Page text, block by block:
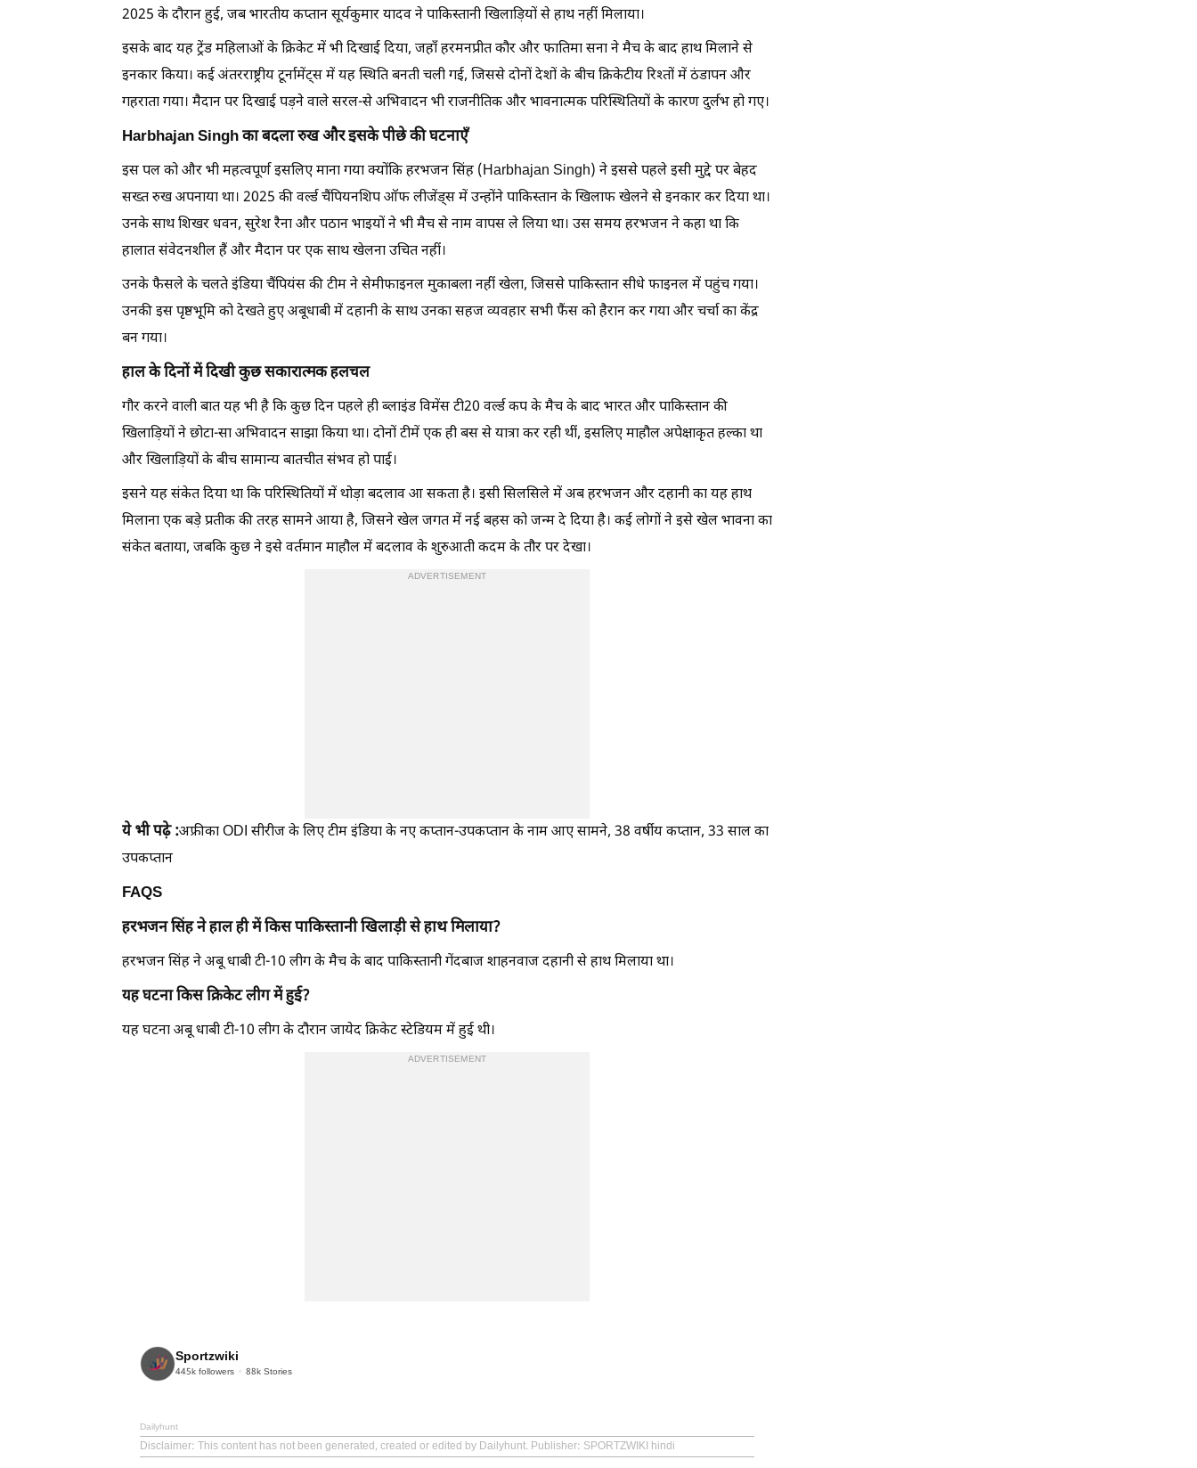
2025 के दौरान हुई, जब भारतीय कप्तान सूर्यकुमार यादव ने पाकिस्तानी खिलाड़ियों से हाथ नहीं मिलाया।
इसके बाद यह ट्रेंड महिलाओं के क्रिकेट में भी दिखाई दिया, जहाँ हरमनप्रीत कौर और फातिमा सना ने मैच के बाद हाथ मिलाने से
इनकार किया। कई अंतरराष्ट्रीय टूर्नामेंट्स में यह स्थिति बनती चली गई, जिससे दोनों देशों के बीच क्रिकेटीय रिश्तों में ठंडापन और
गहराता गया। मैदान पर दिखाई पड़ने वाले सरल-से अभिवादन भी राजनीतिक और भावनात्मक परिस्थितियों के कारण दुर्लभ हो गए।
Harbhajan Singh का बदला रुख और इसके पीछे की घटनाएँ
इस पल को और भी महत्वपूर्ण इसलिए माना गया क्योंकि हरभजन सिंह (Harbhajan Singh) ने इससे पहले इसी मुद्दे पर बेहद
सख्त रुख अपनाया था। 2025 की वर्ल्ड चैंपियनशिप ऑफ लीजेंड्स में उन्होंने पाकिस्तान के खिलाफ खेलने से इनकार कर दिया था।
उनके साथ शिखर धवन, सुरेश रैना और पठान भाइयों ने भी मैच से नाम वापस ले लिया था। उस समय हरभजन ने कहा था कि
हालात संवेदनशील हैं और मैदान पर एक साथ खेलना उचित नहीं।
उनके फैसले के चलते इंडिया चैंपियंस की टीम ने सेमीफाइनल मुकाबला नहीं खेला, जिससे पाकिस्तान सीधे फाइनल में पहुंच गया।
उनकी इस पृष्ठभूमि को देखते हुए अबूधाबी में दहानी के साथ उनका सहज व्यवहार सभी फैंस को हैरान कर गया और चर्चा का केंद्र
बन गया।
हाल के दिनों में दिखी कुछ सकारात्मक हलचल
गौर करने वाली बात यह भी है कि कुछ दिन पहले ही ब्लाइंड विमेंस टी20 वर्ल्ड कप के मैच के बाद भारत और पाकिस्तान की
खिलाड़ियों ने छोटा-सा अभिवादन साझा किया था। दोनों टीमें एक ही बस से यात्रा कर रही थीं, इसलिए माहौल अपेक्षाकृत हल्का था
और खिलाड़ियों के बीच सामान्य बातचीत संभव हो पाई।
इसने यह संकेत दिया था कि परिस्थितियों में थोड़ा बदलाव आ सकता है। इसी सिलसिले में अब हरभजन और दहानी का यह हाथ
मिलाना एक बड़े प्रतीक की तरह सामने आया है, जिसने खेल जगत में नई बहस को जन्म दे दिया है। कई लोगों ने इसे खेल भावना का
संकेत बताया, जबकि कुछ ने इसे वर्तमान माहौल में बदलाव के शुरुआती कदम के तौर पर देखा।
ADVERTISEMENT
ये भी पढ़े :अफ्रीका ODI सीरीज के लिए टीम इंडिया के नए कप्तान-उपकप्तान के नाम आए सामने, 38 वर्षीय कप्तान, 33 साल का
उपकप्तान
FAQS
हरभजन सिंह ने हाल ही में किस पाकिस्तानी खिलाड़ी से हाथ मिलाया?
हरभजन सिंह ने अबू धाबी टी-10 लीग के मैच के बाद पाकिस्तानी गेंदबाज शाहनवाज दहानी से हाथ मिलाया था।
यह घटना किस क्रिकेट लीग में हुई?
यह घटना अबू धाबी टी-10 लीग के दौरान जायेद क्रिकेट स्टेडियम में हुई थी।
ADVERTISEMENT
Sportzwiki
445k followers 88k Stories
Dailyhunt
Disclaimer: This content has not been generated, created or edited by Dailyhunt. Publisher: SPORTZWIKI hindi